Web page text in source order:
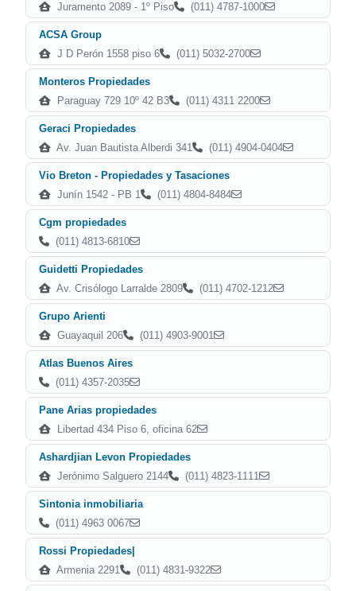
Juramento 2089 - 1º Piso
(011) 4787-1000
ACSA Group
J D Perón 1558 piso 6
(011) 5032-2700
Monteros Propiedades
Paraguay 729 10º 42 B3
(011) 4311 2200
Geraci Propiedades
Av. Juan Bautista Alberdi 341
(011) 4904-0404
Vio Breton - Propiedades y Tasaciones
Junín 1542 - PB 1
(011) 4804-8484
Cgm propiedades
(011) 4813-6810
Guidetti Propiedades
Av. Crisólogo Larralde 2809
(011) 4702-1212
Grupo Arienti
Guayaquil 206
(011) 4903-9001
Atlas Buenos Aires
(011) 4357-2035
Pane Arias propiedades
Libertad 434 Piso 6, oficina 62
Ashardjian Levon Propiedades
Jerónimo Salguero 2144
(011) 4823-1111
Sintonia inmobiliaria
(011) 4963 0067
Rossi Propiedades|
Armenia 2291
(011) 4831-9322